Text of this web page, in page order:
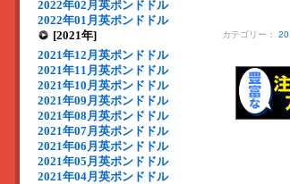
2022年02月英ポンドドル
2022年01月英ポンドドル
[2021年]
2021年12月英ポンドドル
2021年11月英ポンドドル
2021年10月英ポンドドル
2021年09月英ポンドドル
2021年08月英ポンドドル
2021年07月英ポンドドル
2021年06月英ポンドドル
2021年05月英ポンドドル
2021年04月英ポンドドル
カテゴリー：